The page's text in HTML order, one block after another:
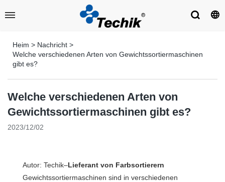
Heim > Nachricht >
Welche verschiedenen Arten von Gewichtssortiermaschinen
gibt es?
Welche verschiedenen Arten von
Gewichtssortiermaschinen gibt es?
2023/12/02
Autor: Techik–Lieferant von Farbsortierern
Gewichtssortiermaschinen sind in verschiedenen